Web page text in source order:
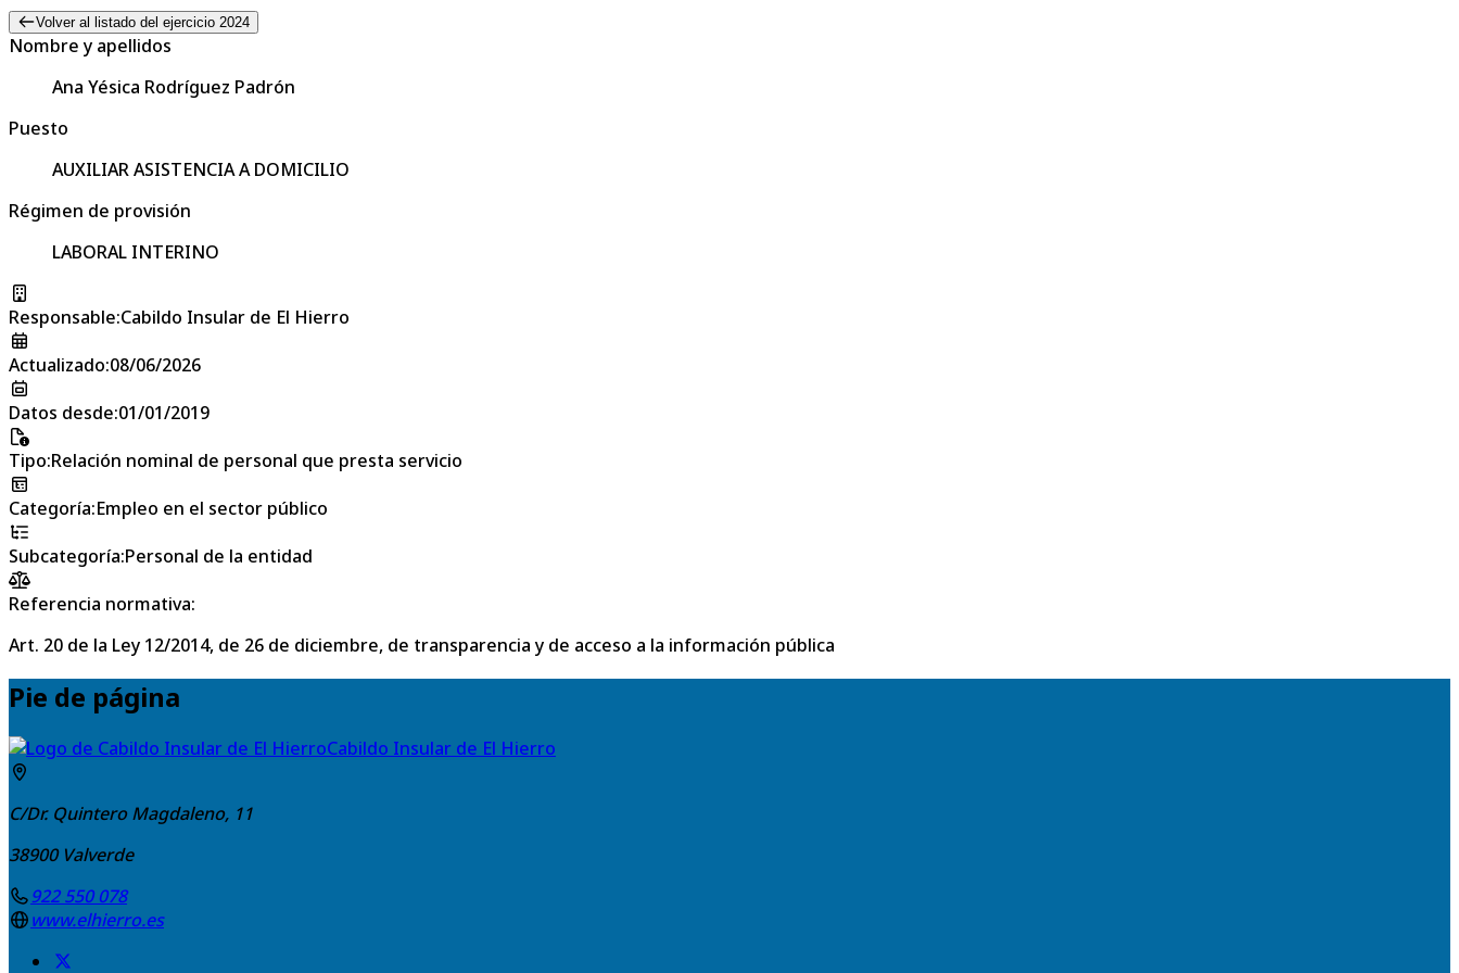
Volver al listado del ejercicio 2024
Nombre y apellidos
Ana Yésica Rodríguez Padrón
Puesto
AUXILIAR ASISTENCIA A DOMICILIO
Régimen de provisión
LABORAL INTERINO
Responsable:Cabildo Insular de El Hierro
Actualizado:08/06/2026
Datos desde:01/01/2019
Tipo:Relación nominal de personal que presta servicio
Categoría:Empleo en el sector público
Subcategoría:Personal de la entidad
Referencia normativa:
Art. 20 de la Ley 12/2014, de 26 de diciembre, de transparencia y de acceso a la información pública
Pie de página
Cabildo Insular de El Hierro
C/Dr. Quintero Magdaleno, 11
38900 Valverde
922 550 078
www.elhierro.es